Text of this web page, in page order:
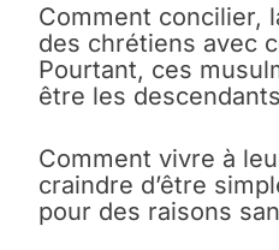
Comment concilier,
des chrétiens avec
Pourtant, ces
être les
Comment vivre à
craindre d’être
pour des raisons